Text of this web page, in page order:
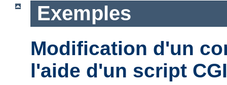
Exemples
Modification d'un
l'aide d'un script CGI